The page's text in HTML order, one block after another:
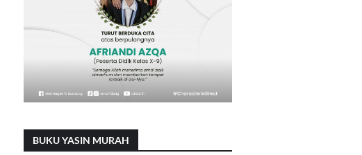
BUKU YASIN MURAH